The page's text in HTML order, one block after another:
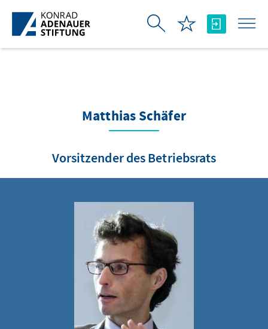
Skip to Main Content
Matthias Schäfer
Vorsitzender des Betriebsrats